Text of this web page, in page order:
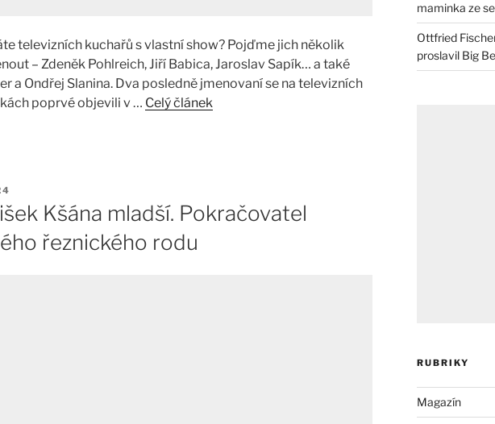
televizních kuchařů s vlastní show? Pojďme jich několik
– Zdeněk Pohlreich, Jiří Babica, Jaroslav Sapík… a také
a Ondřej Slanina. Dva posledně jmenovaní se na televizních
poprvé objevili v … Celý článek
Kšána mladší. Pokračovatel
řeznického rodu
maminka ze
Ottfried
proslavil Big
RUBRIKY
Magazín